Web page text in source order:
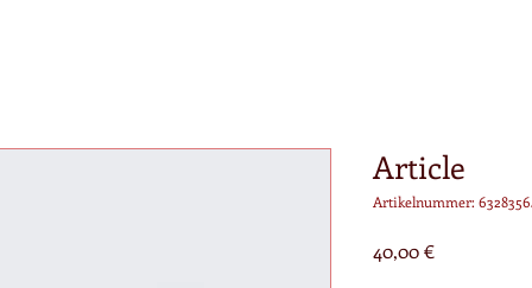
Article
Artikelnummer:
40,00 €Preis